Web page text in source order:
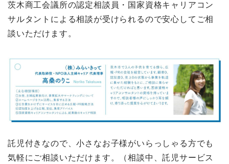
茨木商工会議所の認定相談員・国家資格キャリアコン
サルタントによる相談が受けられるので安心してご相
談いただけます。
託児付きなので、小さなお子様がいらっしゃる方でも
気軽にご相談いただけます。（相談中、託児サービス